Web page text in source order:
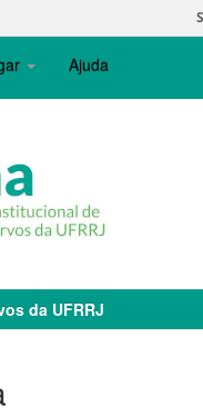
Ajuda
da UFRRJ